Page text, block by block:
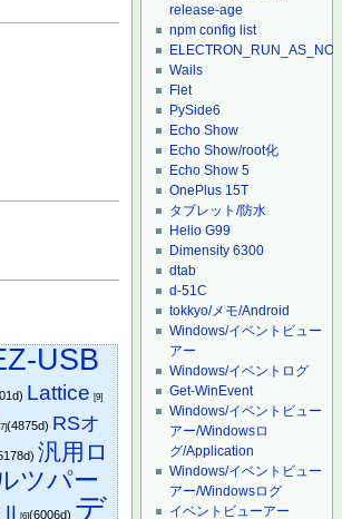
USB
Lattice [9]
(4875d) RSオ
汎用ロ
ツパー
II [6](6006d) デ
release-age
npm config list
Wails
Flet
PySide6
Echo Show
Echo Show/root化
Echo Show 5
OnePlus 15T
タブレット/防水
Helio G99
Dimensity 6300
dtab
d-51C
tokkyo/メモ/Android
Windows/イベントビュー
アー
Windows/イベントログ
Get-WinEvent
Windows/イベントビュー
アー/Windowsロ
グ/Application
Windows/イベントビュー
アー/Windowsログ
イベントビューアー